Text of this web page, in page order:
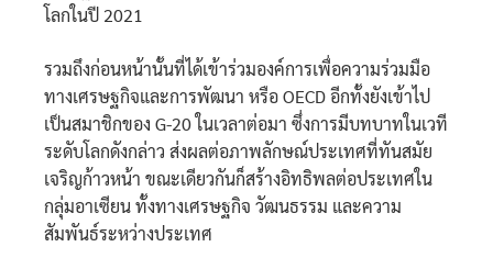
โลกในปี 2021
รวมถึงก่อนหน้านั้นที่ได้เข้าร่วมองค์การเพื่อความร่วมมือ
ทางเศรษฐกิจและการพัฒนา หรือ OECD อีกทั้งยังเข้าไป
เป็นสมาชิกของ G-20 ในเวลาต่อมา ซึ่งการมีบทบาทในเวที
ระดับโลกดังกล่าว ส่งผลต่อภาพลักษณ์ประเทศที่ทันสมัย
เจริญก้าวหน้า ขณะเดียวกันก็สร้างอิทธิพลต่อประเทศใน
กลุ่มอาเซียน ทั้งทางเศรษฐกิจ วัฒนธรรม และความ
สัมพันธ์ระหว่างประเทศ